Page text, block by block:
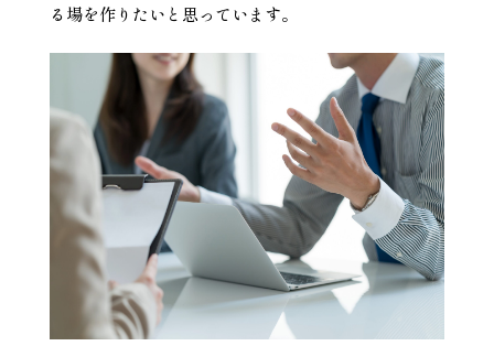
る場を作りたいと思っています。